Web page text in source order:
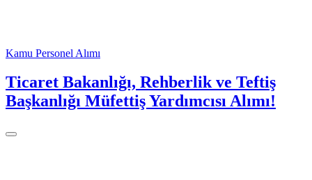
Kamu Personel Alımı
Ticaret Bakanlığı, Rehberlik ve Teftiş
Başkanlığı Müfettiş Yardımcısı Alımı!